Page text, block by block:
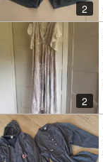
2
2